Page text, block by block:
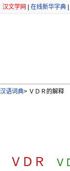
汉文学网 在线新华字典
汉语词典> ＶＤＲ的解释
ＶＤＲ Ｖ